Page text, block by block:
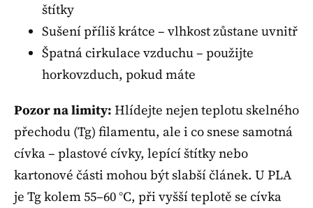
štítky
Sušení příliš krátce – vlhkost zůstane uvnitř
Špatná cirkulace vzduchu – použijte
horkovzduch, pokud máte
Pozor na limity: Hlídejte nejen teplotu skelného
přechodu (Tg) filamentu, ale i co snese samotná
cívka – plastové cívky, lepící štítky nebo
kartonové části mohou být slabší článek. U PLA
je Tg kolem 55–60 °C, při vyšší teplotě se cívka